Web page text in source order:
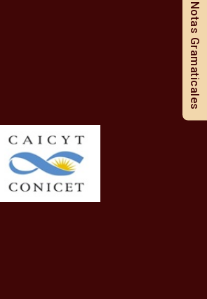
Notas Gramaticales